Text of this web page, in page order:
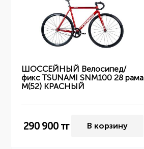
ШОССЕЙНЫЙ Велосипед/
фикс TSUNAMI SNM100 28 рама
M(52) КРАСНЫЙ
290 900тг В корзину